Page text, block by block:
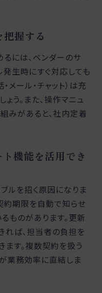
握する
には、ベンダーのサ
発生時にすぐ対応しても
メール・チャット）は充
う。また、操作マニュ
みがあると、社内定着
機能を活用でき
ルを招く原因になりま
約期限を自動で知らせ
ものがあります。更新
ば、担当者の負担を
ます。複数契約を扱う
業務効率に直結しま